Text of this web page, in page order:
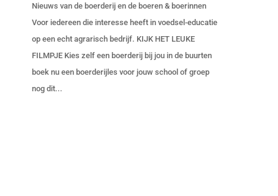
Nieuws van de boerderij en de boeren & boerinnen
Voor iedereen die interesse heeft in voedsel-educatie
op een echt agrarisch bedrijf. KIJK HET LEUKE
FILMPJE Kies zelf een boerderij bij jou in de buurten
boek nu een boerderijles voor jouw school of groep
nog dit...